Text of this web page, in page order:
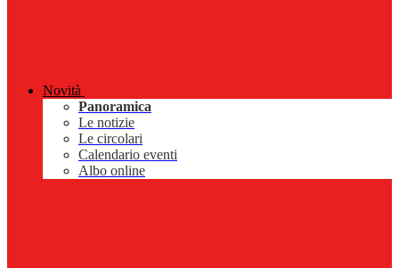
Novità
Panoramica
Le notizie
Le circolari
Calendario eventi
Albo online